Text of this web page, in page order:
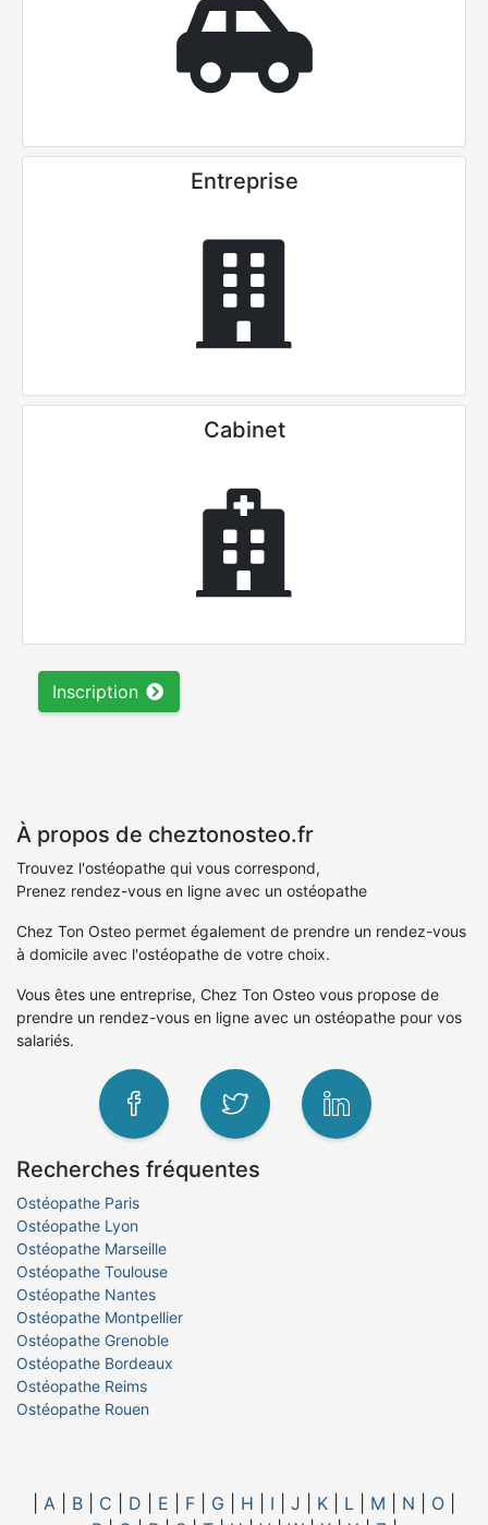
Entreprise
Cabinet
Inscription
À propos de cheztonosteo.fr
Trouvez l'ostéopathe qui vous correspond,
Prenez rendez-vous en ligne avec un ostéopathe
Chez Ton Osteo permet également de prendre un rendez-vous
à domicile avec l'ostéopathe de votre choix.
Vous êtes une entreprise, Chez Ton Osteo vous propose de
prendre un rendez-vous en ligne avec un ostéopathe pour vos
salariés.
Recherches fréquentes
Ostéopathe Paris
Ostéopathe Lyon
Ostéopathe Marseille
Ostéopathe Toulouse
Ostéopathe Nantes
Ostéopathe Montpellier
Ostéopathe Grenoble
Ostéopathe Bordeaux
Ostéopathe Reims
Ostéopathe Rouen
A B C D E F G H I J K L M N O